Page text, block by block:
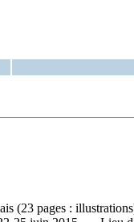
(23 pages :